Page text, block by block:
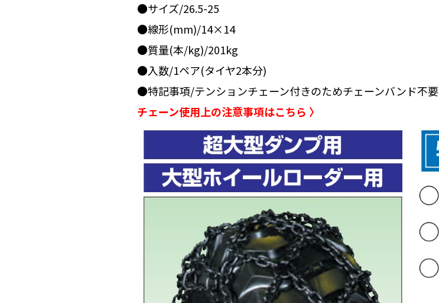
●サイズ/26.5-25
●線形(mm)/14×14
●質量(本/kg)/201kg
●入数/1ペア(タイヤ2本分)
●特記事項/テンションチェーン付きのためチェーンバンド不要
チェーン使用上の注意事項はこちら 〉